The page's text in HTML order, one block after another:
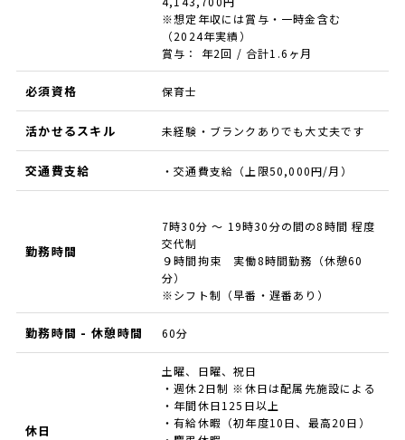
※想定年収には賞与・一時金含む
（2024年実績）
賞与： 年2回 / 合計1.6ヶ月
必須資格 保育士
活かせるスキル 未経験・ブランクありでも大丈夫です
交通費支給 ・交通費支給（上限50,000円/月）
勤務時間
7時30分 ～ 19時30分の間の8時間 程度
交代制
９時間拘束 実働8時間勤務（休憩60
分）
※シフト制（早番・遅番あり）
勤務時間 - 休憩時間 60分
休日
土曜、日曜、祝日
・週休2日制 ※休日は配属先施設による
・年間休日125日以上
・有給休暇（初年度10日、最高20日）